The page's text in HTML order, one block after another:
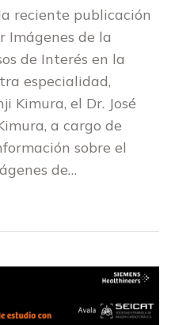
reciente publicación
Imágenes de la
de Interés en la
especialidad,
Kimura, el Dr. José
a cargo de
sobre el
de…